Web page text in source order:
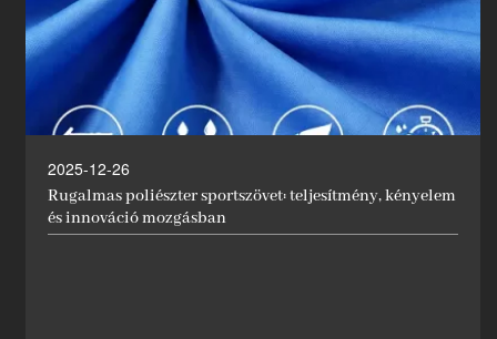
2025-12-26
Rugalmas poliészter sportszövet: teljesítmény, kényelem
és innováció mozgásban